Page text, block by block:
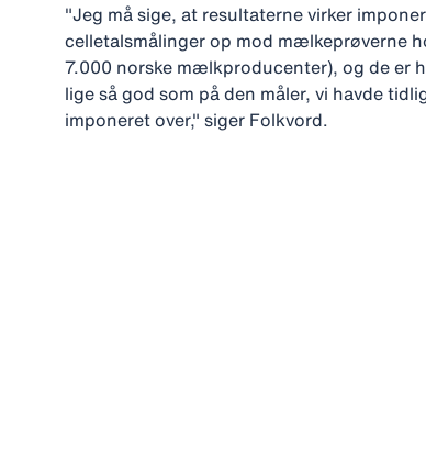
"Jeg må sige, at resultaterne virker
celletalsmålinger op mod mælkeprøverne
7.000 norske mælkproducenter), og de er
lige så god som på den måler, vi havde
imponeret over," siger Folkvord.